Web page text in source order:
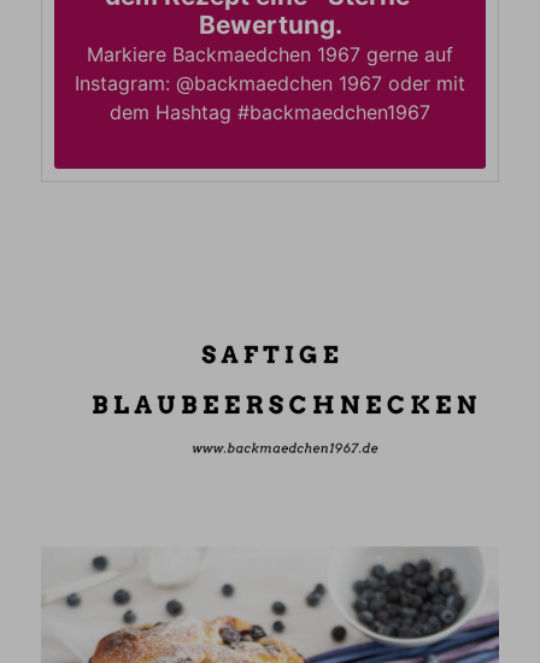
Bewertung.
Markiere Backmaedchen 1967 gerne auf
Instagram: @backmaedchen 1967 oder mit
dem Hashtag #backmaedchen1967